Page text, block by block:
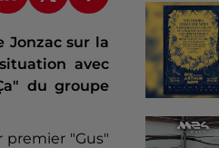
Jonzac sur la
avec
du groupe
"Gus"